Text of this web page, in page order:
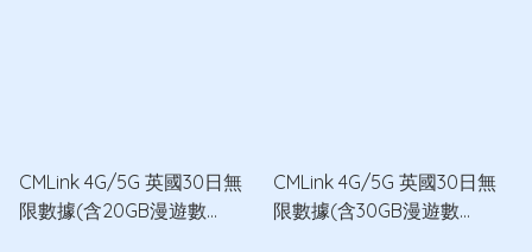
CMLink 4G/5G 英國30日無
限數據(含20GB漫遊數
CMLink 4G/5G 英國30日無
限數據(含30GB漫遊數